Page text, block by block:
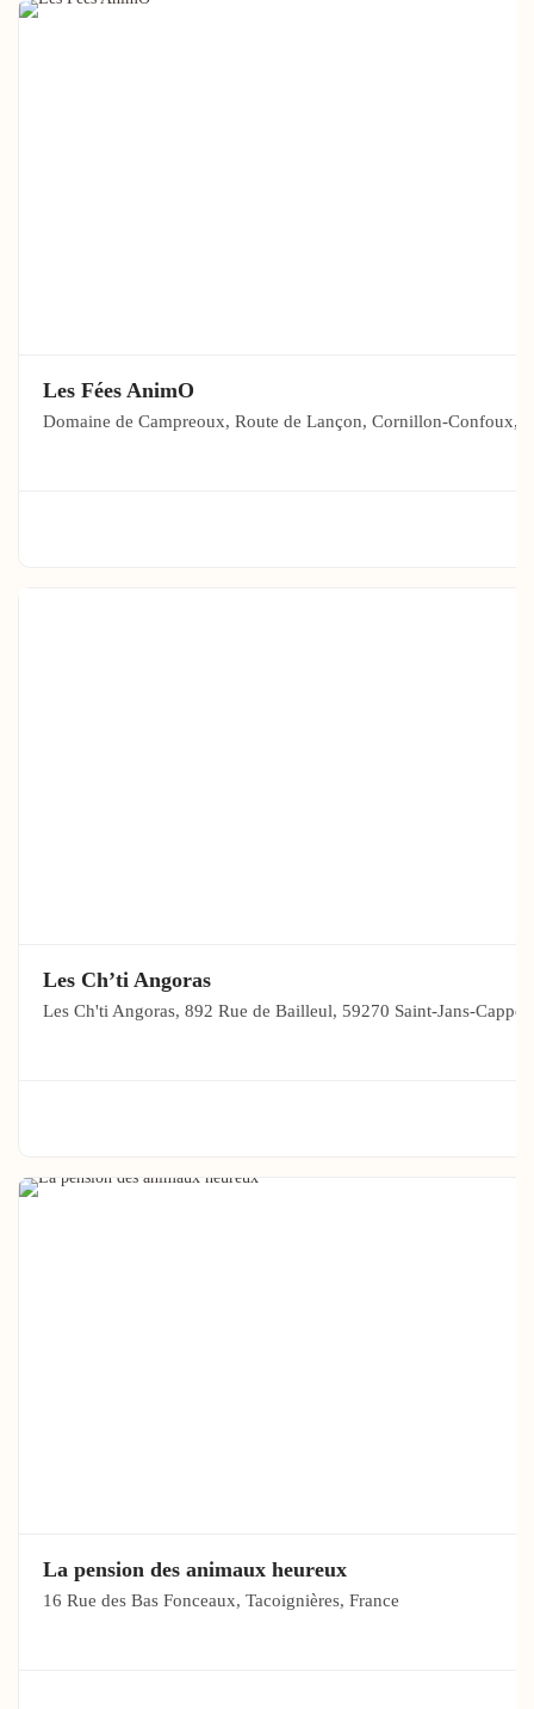
Les Fées AnimO
Domaine de Campreoux, Route de Lançon, Cornillon-Confoux,
Les Ch’ti Angoras
Les Ch'ti Angoras, 892 Rue de Bailleul, 59270 Saint-Jans-Cappel
La pension des animaux heureux
16 Rue des Bas Fonceaux, Tacoignières, France